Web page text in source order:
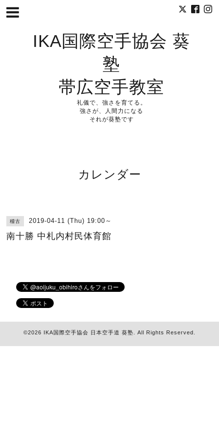
IKA国際空手協会 葵
塾
帯広空手教室
礼儀で、強さを育てる。
強さが、人間力になる
それが葵塾です
カレンダー
稽古 2019-04-11 (Thu) 19:00～
南十勝 中札内村民体育館
©2026 IKA国際空手協会 日本空手道 葵塾 . All Rights Reserved.